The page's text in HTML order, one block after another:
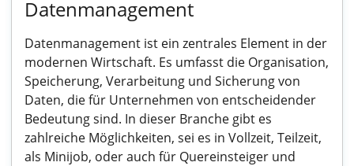
Datenmanagement
Datenmanagement ist ein zentrales Element in der
modernen Wirtschaft. Es umfasst die Organisation,
Speicherung, Verarbeitung und Sicherung von
Daten, die für Unternehmen von entscheidender
Bedeutung sind. In dieser Branche gibt es
zahlreiche Möglichkeiten, sei es in Vollzeit, Teilzeit,
als Minijob, oder auch für Quereinsteiger und